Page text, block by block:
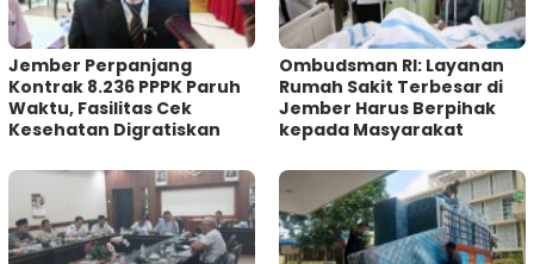
Jember Perpanjang
Kontrak 8.236 PPPK Paruh
Waktu, Fasilitas Cek
Kesehatan Digratiskan
Ombudsman RI: Layanan
Rumah Sakit Terbesar di
Jember Harus Berpihak
kepada Masyarakat